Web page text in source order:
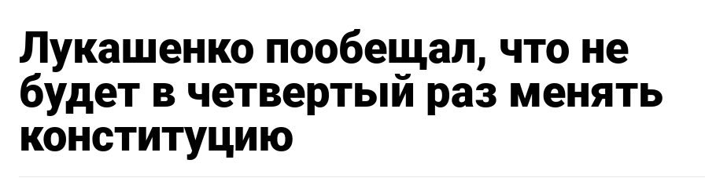
Лукашенко пообещал, что не
будет в четвертый раз менять
конституцию